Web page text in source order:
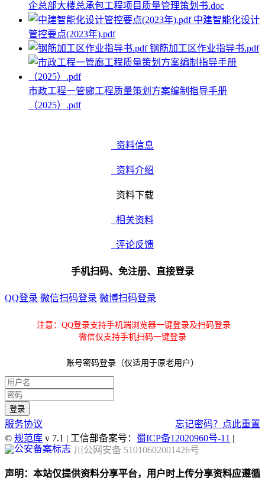
企总部大楼总承包工程项目质量管理策划书.doc
中建智能化设计
管控要点(2023年).pdf
钢筋加工区作业指导书.pdf
市政工程一管廊工程质量策划方案编制指导手册
（2025）.pdf
资料信息
资料介绍
资料下载
相关资料
评论反馈
手机扫码、免注册、直接登录
QQ登录 微信扫码登录 微博扫码登录
注意：QQ登录支持手机端浏览器一键登录及扫码登录
微信仅支持手机扫码一键登录
账号密码登录（仅适用于原老用户）
服务协议
忘记密码？点此重置
© 规范库 v 7.1 | 工信部备案号： 蜀ICP备12020960号-11 |
川公网安备 51010602001426号
声明：本站仅提供资料分享平台，用户时上传分享资料应遵循